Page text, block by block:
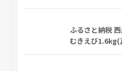
ふるさと納税
むきえび1.6kg(